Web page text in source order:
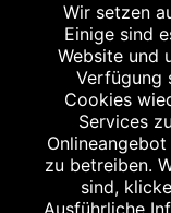
Wir setzen
Einige sind
Website und
Verfügung
Cookies
Services
zu betreiben.
sind,
Ausführliche